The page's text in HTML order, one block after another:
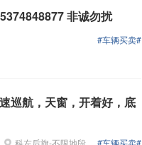
非诚勿扰
#车辆买卖#
巡航，天窗，开着好，底
科左后旗-不限地段 #车辆买卖#